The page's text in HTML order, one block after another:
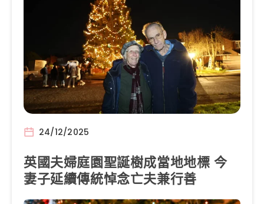
24/12/2025
英國夫婦庭園聖誕樹成當地地標 今
妻子延續傳統悼念亡夫兼行善